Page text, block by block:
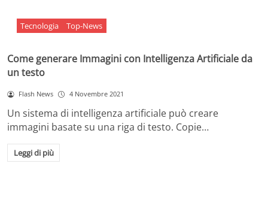
Tecnologia Top-News
Come generare Immagini con Intelligenza Artificiale da
un testo
Flash News 4 Novembre 2021
Un sistema di intelligenza artificiale può creare
immagini basate su una riga di testo. Copie…
Leggi di più